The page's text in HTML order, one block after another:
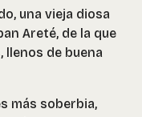
una vieja diosa
Areté, de la que
llenos de buena
más soberbia,